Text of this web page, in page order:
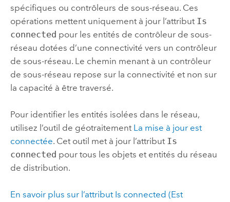
spécifiques ou contrôleurs de sous-réseau. Ces
opérations mettent uniquement à jour l’attribut Is
connected pour les entités de contrôleur de sous-
réseau dotées d’une connectivité vers un contrôleur
de sous-réseau. Le chemin menant à un contrôleur
de sous-réseau repose sur la connectivité et non sur
la capacité à être traversé.
Pour identifier les entités isolées dans le réseau,
utilisez l’outil de géotraitement La mise à jour est
connectée. Cet outil met à jour l’attribut Is
connected pour tous les objets et entités du réseau
de distribution.
En savoir plus sur l’attribut Is connected (Est